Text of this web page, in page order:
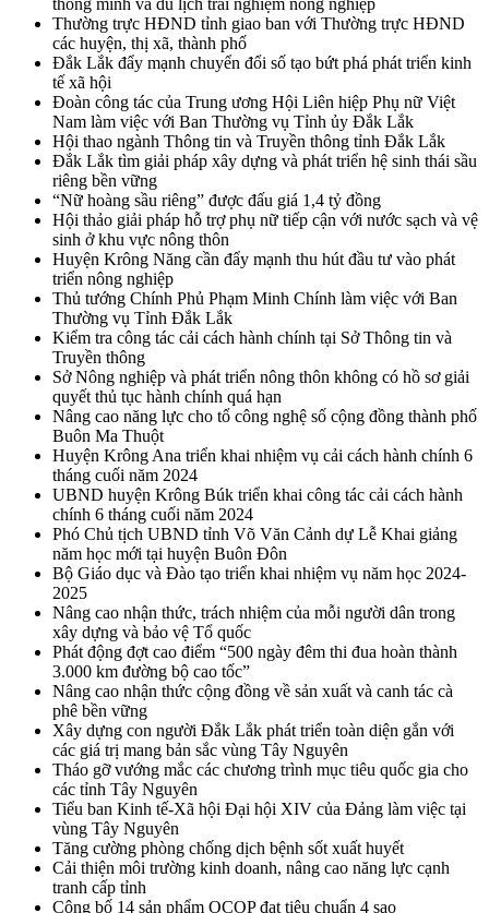
thông minh và du lịch trải nghiệm nông nghiệp
Thường trực HĐND tỉnh giao ban với Thường trực HĐND
các huyện, thị xã, thành phố
Đắk Lắk đẩy mạnh chuyển đổi số tạo bứt phá phát triển kinh
tế xã hội
Đoàn công tác của Trung ương Hội Liên hiệp Phụ nữ Việt
Nam làm việc với Ban Thường vụ Tỉnh ủy Đắk Lắk
Hội thao ngành Thông tin và Truyền thông tỉnh Đắk Lắk
Đắk Lắk tìm giải pháp xây dựng và phát triển hệ sinh thái sầu
riêng bền vững
“Nữ hoàng sầu riêng” được đấu giá 1,4 tỷ đồng
Hội thảo giải pháp hỗ trợ phụ nữ tiếp cận với nước sạch và vệ
sinh ở khu vực nông thôn
Huyện Krông Năng cần đẩy mạnh thu hút đầu tư vào phát
triển nông nghiệp
Thủ tướng Chính Phủ Phạm Minh Chính làm việc với Ban
Thường vụ Tỉnh Đắk Lắk
Kiểm tra công tác cải cách hành chính tại Sở Thông tin và
Truyền thông
Sở Nông nghiệp và phát triển nông thôn không có hồ sơ giải
quyết thủ tục hành chính quá hạn
Nâng cao năng lực cho tổ công nghệ số cộng đồng thành phố
Buôn Ma Thuột
Huyện Krông Ana triển khai nhiệm vụ cải cách hành chính 6
tháng cuối năm 2024
UBND huyện Krông Búk triển khai công tác cải cách hành
chính 6 tháng cuối năm 2024
Phó Chủ tịch UBND tỉnh Võ Văn Cảnh dự Lễ Khai giảng
năm học mới tại huyện Buôn Đôn
Bộ Giáo dục và Đào tạo triển khai nhiệm vụ năm học 2024-
2025
Nâng cao nhận thức, trách nhiệm của mỗi người dân trong
xây dựng và bảo vệ Tổ quốc
Phát động đợt cao điểm “500 ngày đêm thi đua hoàn thành
3.000 km đường bộ cao tốc”
Nâng cao nhận thức cộng đồng về sản xuất và canh tác cà
phê bền vững
Xây dựng con người Đắk Lắk phát triển toàn diện gắn với
các giá trị mang bản sắc vùng Tây Nguyên
Tháo gỡ vướng mắc các chương trình mục tiêu quốc gia cho
các tỉnh Tây Nguyên
Tiểu ban Kinh tế-Xã hội Đại hội XIV của Đảng làm việc tại
vùng Tây Nguyên
Tăng cường phòng chống dịch bệnh sốt xuất huyết
Cải thiện môi trường kinh doanh, nâng cao năng lực cạnh
tranh cấp tỉnh
Công bố 14 sản phẩm OCOP đạt tiêu chuẩn 4 sao